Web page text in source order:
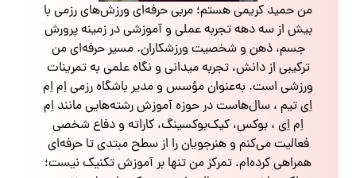
من حمید کریمی هستم؛ مربی حرفه‌ای ورزش‌های رزمی با
بیش از سه دهه تجربه عملی و آموزشی در زمینه پرورش
جسم، ذهن و شخصیت ورزشکاران. مسیر حرفه‌ای من
ترکیبی از دانش، تجربه میدانی و نگاه علمی به تمرینات
ورزشی است. به‌عنوان مؤسس و مدیر باشگاه رزمی اِم اِم
اِی تیم ، سال‌هاست در حوزه آموزش رشته‌هایی مانند اِم
اِم اِی ، بوکس، کیک‌بوکسینگ، کاراته و دفاع شخصی
فعالیت می‌کنم و هنرجویان را از سطح مبتدی تا حرفه‌ای
همراهی کرده‌ام. تمرکز من تنها بر آموزش تکنیک نیست؛